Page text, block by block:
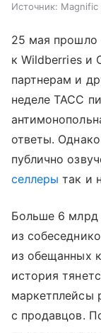
Источник: Magnific
25 мая прошло
к Wildberries и
партнерам и
неделе ТАСС
ответы.
публично
селлеры так и
Больше 6 млрд
из
из обещанных
история
маркетплейсы
с продавцов.